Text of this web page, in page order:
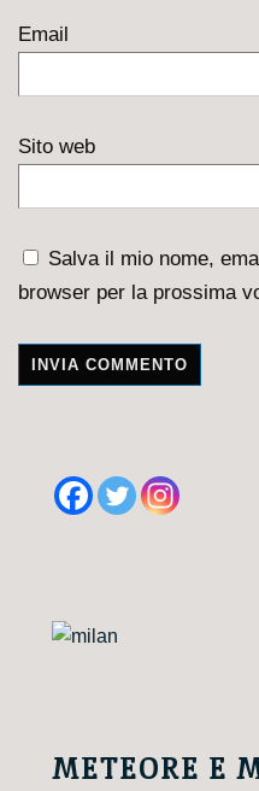
Email
Sito web
Salva il mio nome,
browser per la prossima
METEORE E